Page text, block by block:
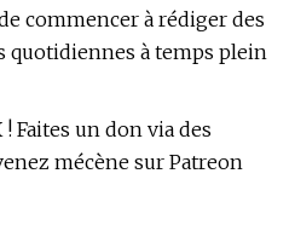
commencer à rédiger des
quotidiennes à temps plein
Faites un don via des
mécène sur Patreon